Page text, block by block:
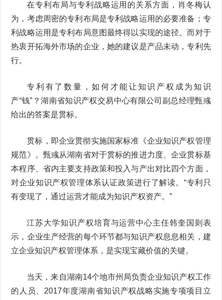
在专利布局与专利战略运用的关系方面，肖冬梅认
为，考虑周密的专利布局是专利战略运用的必要准备；专
利战略运用是专利布局意图最终得以实现的途径。而对于
热衷开拓海外市场的企业，她的建议是产品未动，专利先
行。
专利有了数量，如何才能让知识产权成为知识
产“钱”？湖南省知识产权交易中心有限公司副总经理甄彧
给出的答案是贯标。
贯标，即企业贯彻实施国家标准《企业知识产权管理
规范》。甄彧从湖南省对于贯标的推进力度、企业贯标基
本程序、省内主要支持政策和投入与产出对比四个方面，
对企业知识产权管理体系认证政策进行了解读。“专利只
有变现了，通过运营才能成为知识产权资产。”
江苏大学知识产权培育与运营中心主任韩奎国则表
示，企业生产经营的每个环节都与知识产权息息相关，建
立企业知识产权管理体系，是实现宝藏价值的关键。
当天，来自湖南14个地市州局负责企业知识产权工作
的人员、2017年度湖南省知识产权战略实施专项项目立